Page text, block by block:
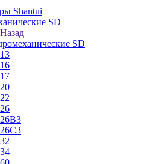
Shantui
SD
Назад
SD